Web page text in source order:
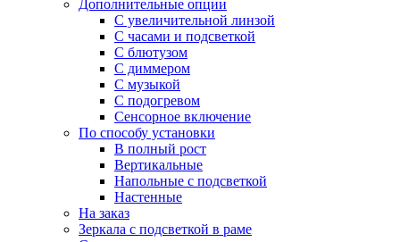
Дополнительные опции
C увеличительной линзой
C часами и подсветкой
С блютузом
С диммером
С музыкой
С подогревом
Сенсорное включение
По способу установки
В полный рост
Вертикальные
Напольные с подсветкой
Настенные
На заказ
Зеркала с подсветкой в раме